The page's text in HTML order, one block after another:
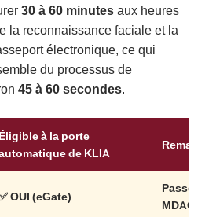
30 à 60 minutesaux heures
la reconnaissance faciale et la
électronique, ce qui
du processus de
45 à 60 secondes.
Éligible à la porte
de KLIA
OUI (eGate)
MDAC